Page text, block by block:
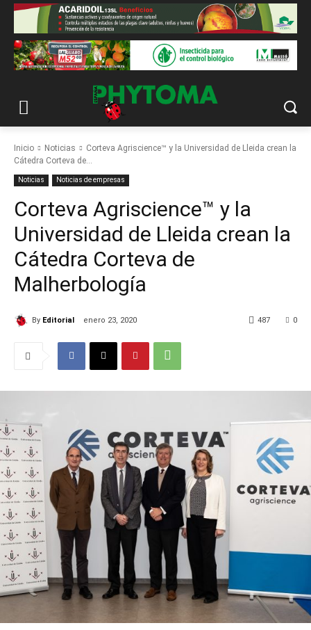
Inicio Noticias
Corteva Agriscience™ y la Universidad de Lleida crean la
Cátedra Corteva de...
Noticias Noticias de empresas
Corteva Agriscience™ y la
Universidad de Lleida crean la
Cátedra Corteva de
Malherbología
By Editorial enero 23, 2020 0
487